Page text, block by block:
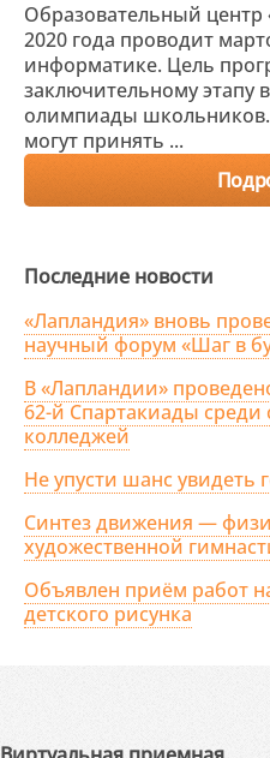
Образовательный центр
2020 года проводит
информатике. Цель
заключительному этапу
олимпиады
могут принять ...
Последние новости
«Лапландия» вновь
научный форум «Шаг в
В «Лапландии»
62-й Спартакиады среди
колледжей
Не упусти шанс увидеть
Синтез движения —
художественной
Объявлен приём работ
детского рисунка